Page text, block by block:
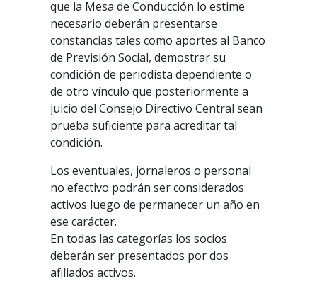
que la Mesa de Conducción lo estime
necesario deberán presentarse
constancias tales como aportes al Banco
de Previsión Social, demostrar su
condición de periodista dependiente o
de otro vínculo que posteriormente a
juicio del Consejo Directivo Central sean
prueba suficiente para acreditar tal
condición.
Los eventuales, jornaleros o personal
no efectivo podrán ser considerados
activos luego de permanecer un año en
ese carácter.
En todas las categorías los socios
deberán ser presentados por dos
afiliados activos.